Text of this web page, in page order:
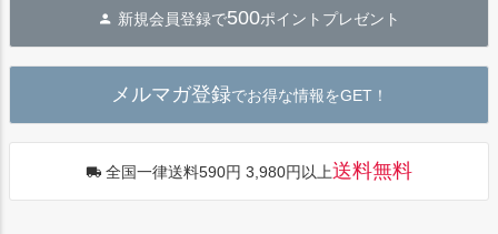
へ
新規会員登録で500ポイントプレゼント
メルマガ登録でお得な情報をGET！
全国一律送料590円 3,980円以上送料無料